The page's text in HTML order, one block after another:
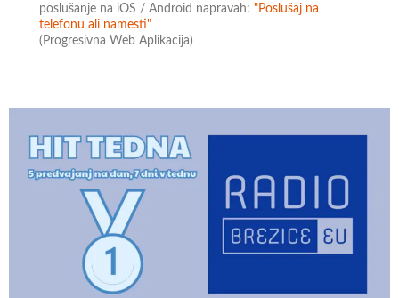
poslušanje na iOS / Android napravah:"Poslušaj na
telefonu ali namesti"
(Progresivna Web Aplikacija)